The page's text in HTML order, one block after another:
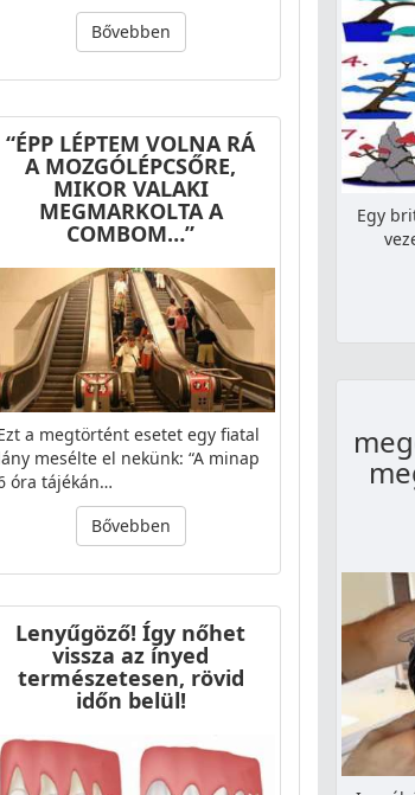
Bővebben
“ÉPP LÉPTEM VOLNA RÁ
A MOZGÓLÉPCSŐRE,
MIKOR VALAKI
MEGMARKOLTA A
COMBOM…”
a megtörtént esetet egy fiatal
mesélte el nekünk: “A minap
óra tájékán…
Bővebben
Lenyűgöző! Így nőhet
vissza az ínyed
természetesen, rövid
időn belül!
Egy